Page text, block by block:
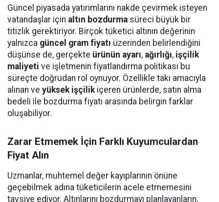
Güncel piyasada yatırımlarını nakde çevirmek isteyen
vatandaşlar için altın bozdurma süreci büyük bir
titizlik gerektiriyor. Birçok tüketici altının değerinin
yalnızca güncel gram fiyatı üzerinden belirlendiğini
düşünse de, gerçekte ürünün ayarı, ağırlığı, işçilik
maliyeti ve işletmenin fiyatlandırma politikası bu
süreçte doğrudan rol oynuyor. Özellikle takı amacıyla
alınan ve yüksek işçilikiçeren ürünlerde, satın alma
bedeli ile bozdurma fiyatı arasında belirgin farklar
oluşabiliyor.
Zarar Etmemek İçin Farklı Kuyumculardan
Fiyat Alın
Uzmanlar, muhtemel değer kayıplarının önüne
geçebilmek adına tüketicilerin acele etmemesini
tavsiye ediyor. Altınlarını bozdurmayı planlayanların,